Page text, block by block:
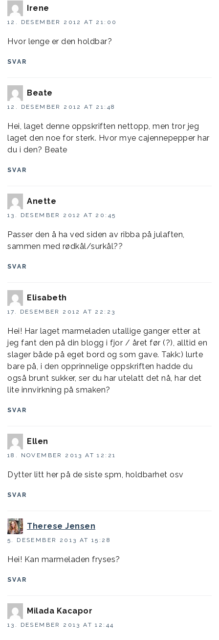
Irene
12. DESEMBER 2012 AT 21:00
Hvor lenge er den holdbar?
SVAR
Beate
12. DESEMBER 2012 AT 21:48
Hei, laget denne oppskriften nettopp, men tror jeg
laget den noe for sterk. Hvor mye cajennepepper har
du i den? Beate
SVAR
Anette
13. DESEMBER 2012 AT 20:45
Passer den å ha ved siden av ribba på julaften,
sammen med rødkål/surkål??
SVAR
Elisabeth
17. DESEMBER 2012 AT 22:23
Hei! Har laget marmeladen utallige ganger etter at
jeg fant den på din blogg i fjor / året før (?), alltid en
slager både på eget bord og som gave. Takk:) lurte
bare på, i den opprinnelige oppskriften hadde du
også brunt sukker, ser du har utelatt det nå, har det
lite innvirkning på smaken?
SVAR
Ellen
18. NOVEMBER 2013 AT 12:21
Dytter litt her på de siste spm, holdbarhet osv
SVAR
Therese Jensen
5. DESEMBER 2013 AT 15:28
Hei! Kan marmeladen fryses?
SVAR
Milada Kacapor
13. DESEMBER 2013 AT 12:44